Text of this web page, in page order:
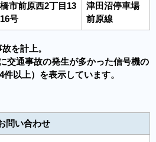
市前原西2丁目13
号
津田沼停車場
前原線
を計上。
交通事故の発生が多かった信号機の
以上）を表示しています。
問い合わせ